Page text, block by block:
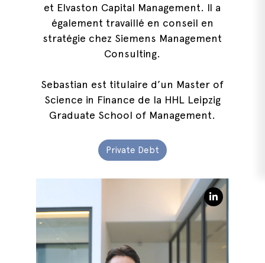
et Elvaston Capital Management. Il a
également travaillé en conseil en
stratégie chez Siemens Management
Consulting.
Sebastian est titulaire d’un Master of
Science in Finance de la HHL Leipzig
Graduate School of Management.
Private Debt